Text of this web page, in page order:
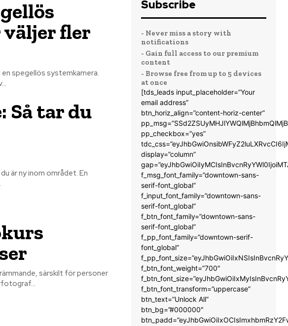
fler
spegellös systemkamera.
Så tar du
är ny inom området. En
särskilt för personer
Subscribe
- Never miss a story with
notifications
- Gain full access to our premium
content
- Browse free from up to 5 devices
at once
[tds_leads input_placeholder=”Your
email address”
btn_horiz_align=”content-horiz-center”
pp_checkbox=”yes”
display=”column”
f_msg_font_family=”downtown-sans-
serif-font_global”
f_input_font_family=”downtown-sans-
serif-font_global”
f_btn_font_family=”downtown-sans-
serif-font_global”
f_pp_font_family=”downtown-serif-
font_global”
f_btn_font_weight=”700″
f_btn_font_transform=”uppercase”
btn_text=”Unlock All”
btn_bg=”#000000″